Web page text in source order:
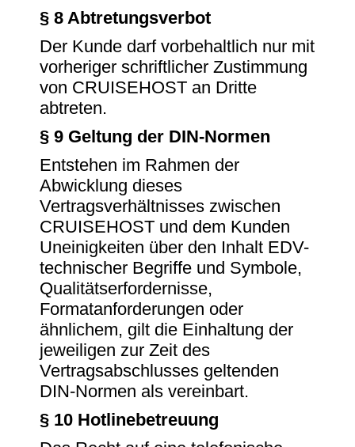
§ 8 Abtretungsverbot
Der Kunde darf vorbehaltlich nur mit
vorheriger schriftlicher Zustimmung
von CRUISEHOST an Dritte
abtreten.
§ 9 Geltung der DIN-Normen
Entstehen im Rahmen der
Abwicklung dieses
Vertragsverhältnisses zwischen
CRUISEHOST und dem Kunden
Uneinigkeiten über den Inhalt EDV-
technischer Begriffe und Symbole,
Qualitätserfordernisse,
Formatanforderungen oder
ähnlichem, gilt die Einhaltung der
jeweiligen zur Zeit des
Vertragsabschlusses geltenden
DIN-Normen als vereinbart.
§ 10 Hotlinebetreuung